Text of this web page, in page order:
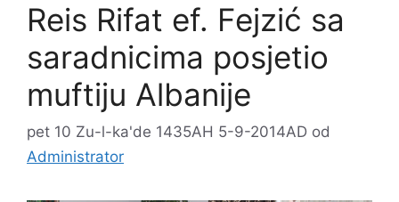
Reis Rifat ef. Fejzić sa
saradnicima posjetio
muftiju Albanije
pet 10 Zu-l-ka'de 1435AH 5-9-2014AD od
Administrator